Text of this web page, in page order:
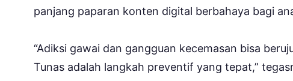
panjang paparan konten digital berbahaya bagi
“Adiksi gawai dan gangguan kecemasan bisa
Tunas adalah langkah preventif yang tepat,”